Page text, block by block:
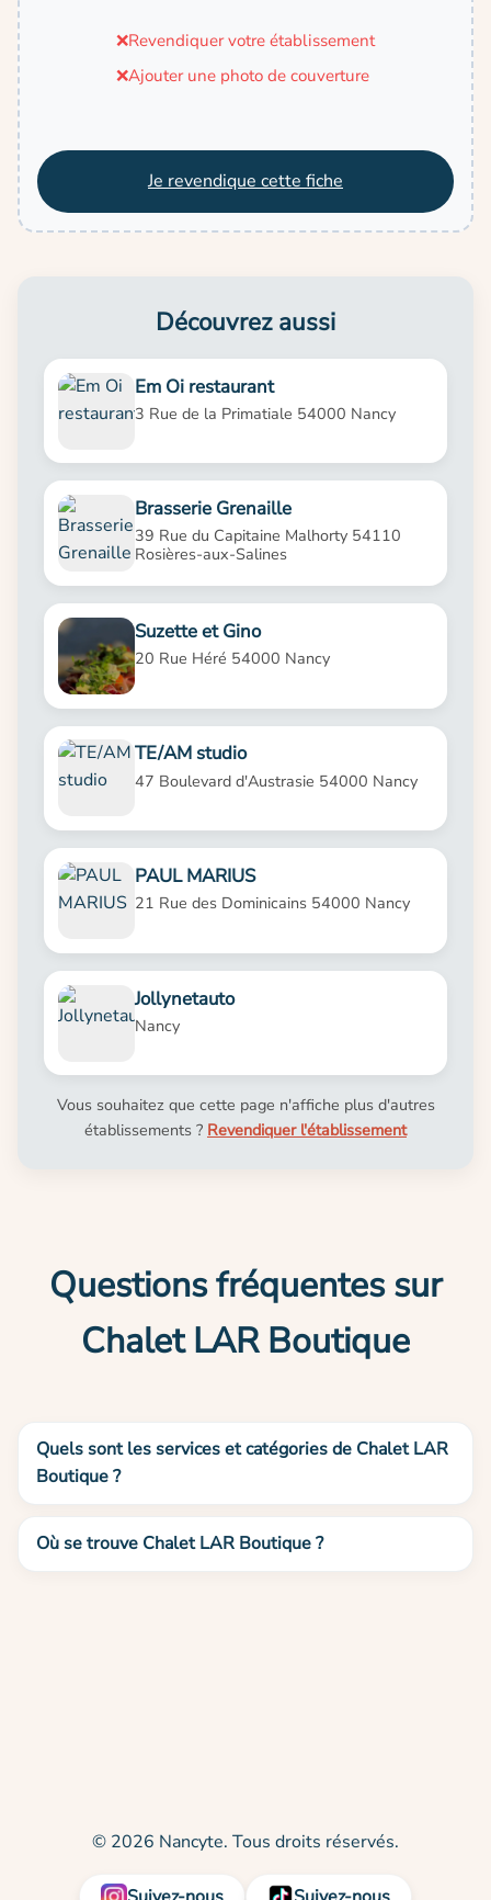
❌Revendiquer votre établissement
❌Ajouter une photo de couverture
Je revendique cette fiche
Découvrez aussi
Em Oi restaurant
3 Rue de la Primatiale 54000 Nancy
Brasserie Grenaille
39 Rue du Capitaine Malhorty 54110
Rosières-aux-Salines
Suzette et Gino
20 Rue Héré 54000 Nancy
TE/AM studio
47 Boulevard d'Austrasie 54000 Nancy
PAUL MARIUS
21 Rue des Dominicains 54000 Nancy
Jollynetauto
Nancy
Vous souhaitez que cette page n'affiche plus d'autres
établissements ? Revendiquer l'établissement
Questions fréquentes sur
Chalet LAR Boutique
Quels sont les services et catégories de Chalet LAR
Boutique ?
Où se trouve Chalet LAR Boutique ?
© 2026 Nancyte. Tous droits réservés.